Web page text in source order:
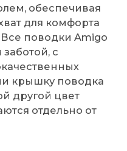
обеспечивая
для комфорта
поводки Amigo
с
крышку поводка
другой цвет
отдельно от